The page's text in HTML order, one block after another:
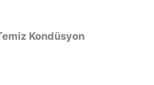
Kondüsyon